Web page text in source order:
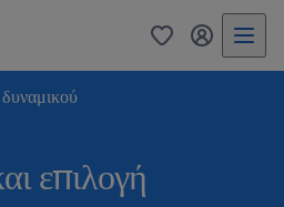
0 my
επιλογή